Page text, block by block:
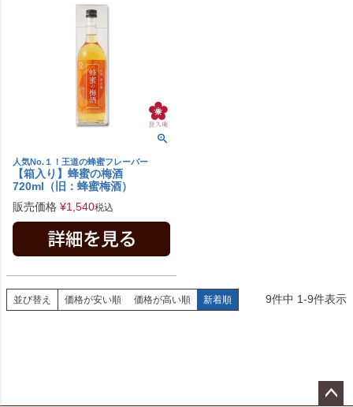
人気No.１！王道の蜂蜜フレーバー
【箱入り】蜂蜜の梅酒
720ml（旧：蜂蜜梅酒）
販売価格 ¥1,540税込
並び替え 価格が安い順 価格が高い順 新着順 9件中 1-9件表示